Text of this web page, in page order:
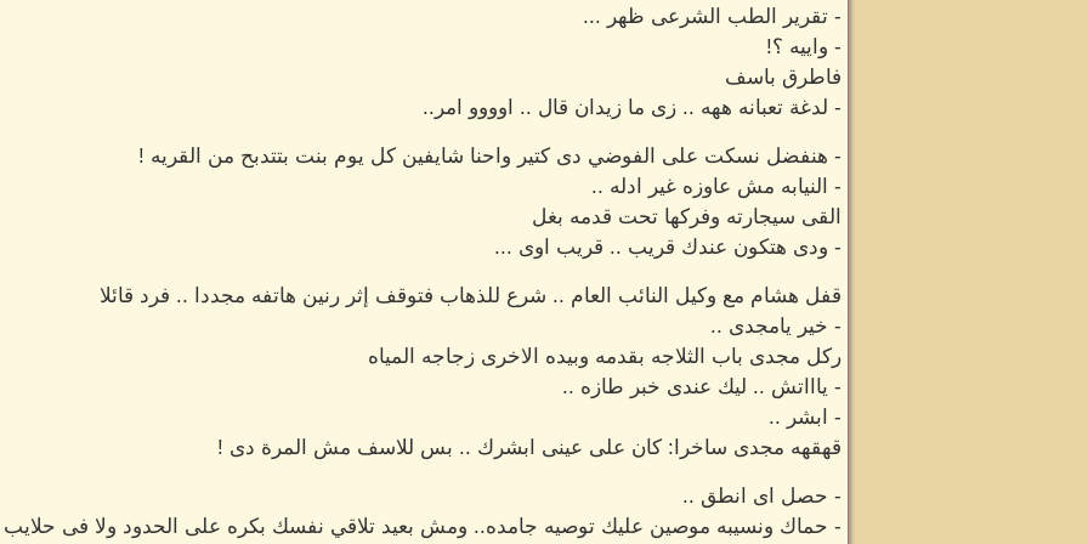
- تقرير الطب الشرعى ظهر ...
- واييه ؟!
فاطرق باسف
- لدغة تعبانه ههه .. زى ما زيدان قال .. اوووو امر..
- هنفضل نسكت على الفوضي دى كتير واحنا شايفين كل يوم بنت بتتدبح من القريه !
- النيابه مش عاوزه غير ادله ..
القى سيجارته وفركها تحت قدمه بغل
- ودى هتكون عندك قريب .. قريب اوى ...
قفل هشام مع وكيل النائب العام .. شرع للذهاب فتوقف إثر رنين هاتفه مجددا .. فرد قائلا
- خير يامجدى ..
ركل مجدى باب الثلاجه بقدمه وبيده الاخرى زجاجه المياه
- ياااتش .. ليك عندى خبر طازه ..
- ابشر ..
قهقهه مجدى ساخرا: كان على عينى ابشرك .. بس للاسف مش المرة دى !
- حصل اى انطق ..
- حماك ونسيبه موصين عليك توصيه جامده.. ومش بعيد تلاقي نفسك بكره على الحدود ولا فى حلايب